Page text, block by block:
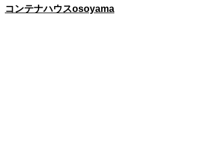
コンテナハウスosoyama